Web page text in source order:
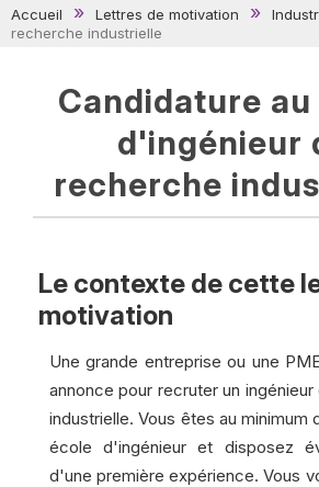
Accueil Lettres de motivation
recherche industrielle
Candidature
d'ingénieur
recherche
Le contexte de cette
motivation
Une grande entreprise ou une
annonce pour recruter un
industrielle. Vous êtes au minimum
école d'ingénieur et disposez
d'une première expérience. Vous